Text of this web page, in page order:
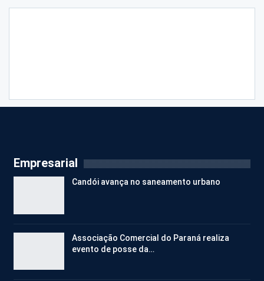
Empresarial
Candói avança no saneamento urbano
Associação Comercial do Paraná realiza
evento de posse da…